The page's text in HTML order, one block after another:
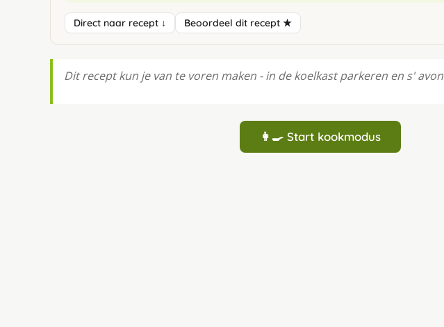
Direct naar recept ↓ Beoordeel dit recept ★
Dit recept kun je van te voren maken - in de koelkast parkeren en s'
👩‍🍳 Start kookmodus